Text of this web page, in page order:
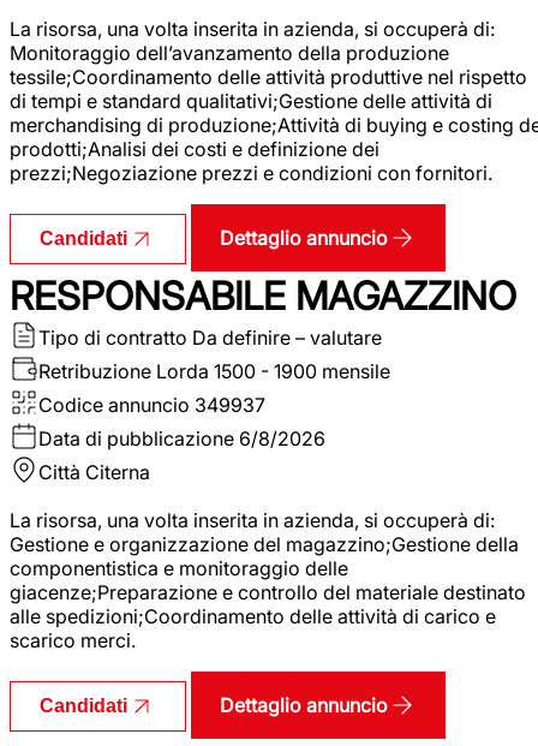
La risorsa, una volta inserita in azienda, si occuperà di:
Monitoraggio dell’avanzamento della produzione
tessile;Coordinamento delle attività produttive nel rispetto
di tempi e standard qualitativi;Gestione delle attività di
merchandising di produzione;Attività di buying e costing
prodotti;Analisi dei costi e definizione dei
prezzi;Negoziazione prezzi e condizioni con fornitori.
Candidati Dettaglio annuncio
RESPONSABILE MAGAZZINO
Tipo di contratto Da definire – valutare
Retribuzione Lorda 1500 - 1900 mensile
Codice annuncio 349937
Data di pubblicazione 6/8/2026
Città Citerna
La risorsa, una volta inserita in azienda, si occuperà di:
Gestione e organizzazione del magazzino;Gestione della
componentistica e monitoraggio delle
giacenze;Preparazione e controllo del materiale destinato
alle spedizioni;Coordinamento delle attività di carico e
scarico merci.
Candidati Dettaglio annuncio